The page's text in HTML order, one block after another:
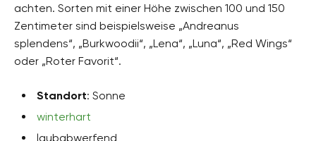
achten. Sorten mit einer Höhe zwischen 100 und 150
Zentimeter sind beispielsweise „Andreanus
splendens“, „Burkwoodii“, „Lena“, „Luna“, „Red Wings“
oder „Roter Favorit“.
Standort: Sonne
winterhart
laubabwerfend